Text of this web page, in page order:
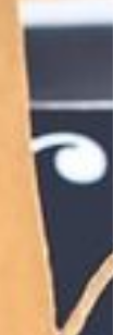
jedynie na